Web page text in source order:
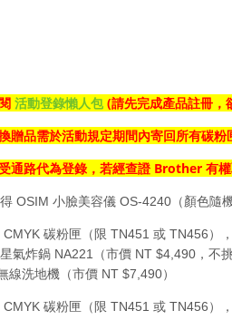
活動登錄懶人包 (請先完成產品註冊，
贈品需於活動規定期間內寄回所有碳粉
通路代為登錄，若經查證 Brother 有權
OSIM 小臉美容儀 OS-4240（顏色隨
碳粉匣（限 TN451 或 TN456）
氣炸鍋 NA221（市價 NT $4,490，不
洗地機（市價 NT $7,490）
碳粉匣（限 TN451 或 TN456